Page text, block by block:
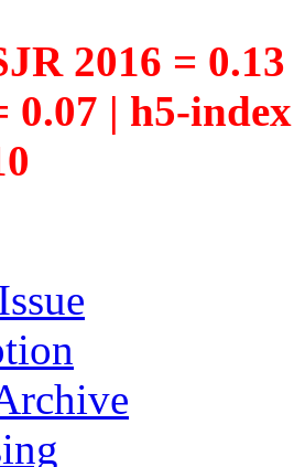
2016 =
0.07 | h5-